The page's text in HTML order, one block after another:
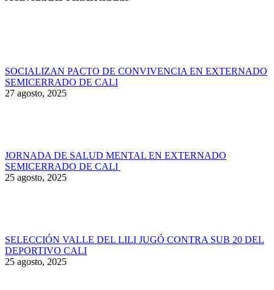
SOCIALIZAN PACTO DE CONVIVENCIA EN EXTERNADO
SEMICERRADO DE CALI
27 agosto, 2025
JORNADA DE SALUD MENTAL EN EXTERNADO
SEMICERRADO DE CALI
25 agosto, 2025
SELECCIÓN VALLE DEL LILI JUGÓ CONTRA SUB 20 DEL
DEPORTIVO CALI
25 agosto, 2025